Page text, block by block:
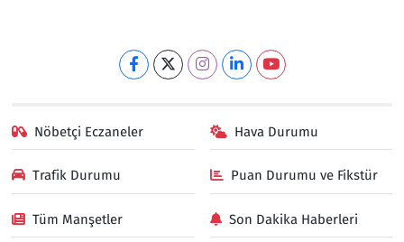
Nöbetçi Eczaneler Hava Durumu
Trafik Durumu Puan Durumu ve Fikstür
Tüm Manşetler Son Dakika Haberleri